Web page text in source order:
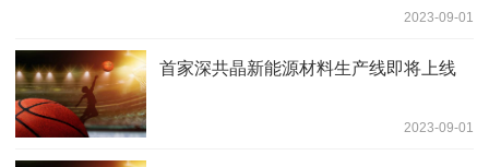
2023-09-01
首家深共晶新能源材料生产线即将上线
2023-09-01